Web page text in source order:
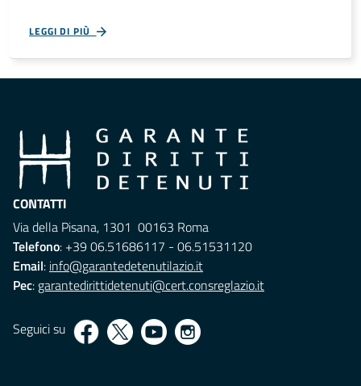
LEGGI DI PIÙ
CONTATTI
Via della Pisana, 1301 00163 Roma
Telefono: +39 06.51686117 - 06.51531120
Email: info@garantedetenutilazio.it
Pec: garantedirittidetenuti@cert.consreglazio.it
Seguici su